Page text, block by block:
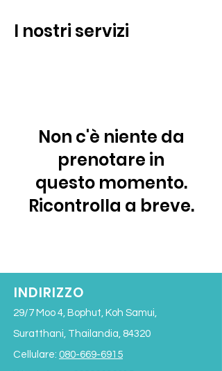
I nostri servizi
Non c'è niente da
prenotare in
questo momento.
Ricontrolla a breve.
INDIRIZZO
29/7 Moo 4, Bophut, Koh Samui,
Suratthani, Thailandia, 84320
Cellulare: 080-669-6915